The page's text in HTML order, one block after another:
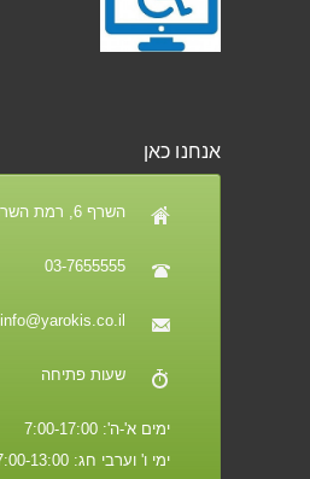
אנחנו כאן
השרף 6, רמת השרון
03-7655555
info@yarokis.co.il
שעות פתיחה
ימים א'-ה': 7:00-17:00
ימי ו' וערבי חג: 7:00-13:00